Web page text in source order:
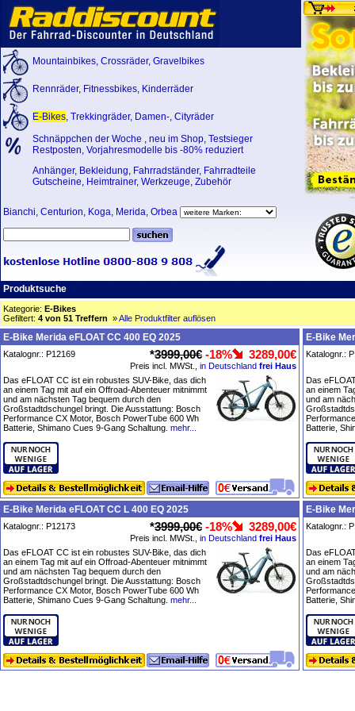
Mountainbikes, Crossräder, Gravelbikes
Rennräder, Fitnessbikes, Kinderräder
E-Bikes, Trekkingräder, Damen-, Cityräder
Schnäppchen der Woche , neu im Shop, Testsieger
Restposten, Vorjahresmodelle bis -80% reduziert
Anhänger, Bekleidung, Fahrradständer, Fahrradteile
Gutscheine, Heimtrainer, Werkzeuge, Zubehör
Bianchi, Centurion, Koga, Merida, Orbea
Produktsuche
Kategorie: E-Bikes
Gefiltert: 4 von 51 Treffern »Alle Produktfilter auflösen
E-Bike Merida eFLOAT CC 400 EQ 2025
Katalognr.: P12169 *3999,00€ -18% 3289,00€
Preis incl. MWSt., in Deutschland frei Haus
Das eFLOAT CC ist ein robustes SUV-Bike, das dich
an einem Tag mit auf ein Offroad-Abenteuer mitnimmt
und am nächsten Tag bequem durch den
Großstadtdschungel bringt. Die Ausstattung: Bosch
Performance CX Motor, Bosch PowerTube 600 Wh
Batterie, Shimano Cues 9-Gang Schaltung. mehr...
E-Bike
Katalognr.:
Das
an einem
und am
Batterie,
E-Bike Merida eFLOAT CC L 400 EQ 2025
Katalognr.: P12173 *3999,00€ -18% 3289,00€
Preis incl. MWSt., in Deutschland frei Haus
Das eFLOAT CC ist ein robustes SUV-Bike, das dich
an einem Tag mit auf ein Offroad-Abenteuer mitnimmt
und am nächsten Tag bequem durch den
Großstadtdschungel bringt. Die Ausstattung: Bosch
Performance CX Motor, Bosch PowerTube 600 Wh
Batterie, Shimano Cues 9-Gang Schaltung. mehr...
E-Bike
Katalognr.:
Das
an einem
und am
Batterie,